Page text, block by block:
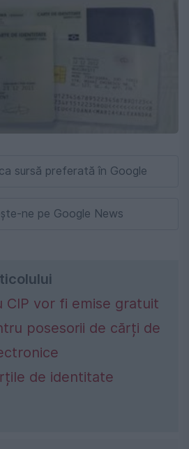
sursă preferată în Google
ne pe Google News
CIP vor fi emise gratuit
posesorii de cărți de
de identitate